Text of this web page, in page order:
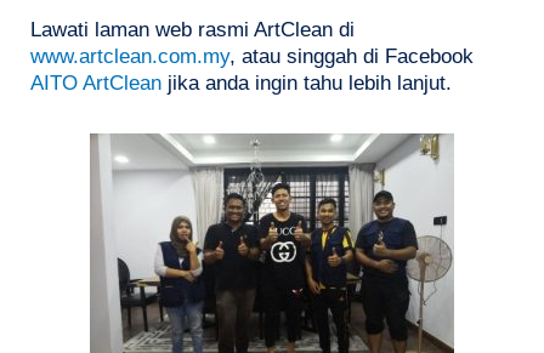
Lawati laman web rasmi ArtClean di
www.artclean.com.my, atau singgah di Facebook
AITO ArtClean jika anda ingin tahu lebih lanjut.